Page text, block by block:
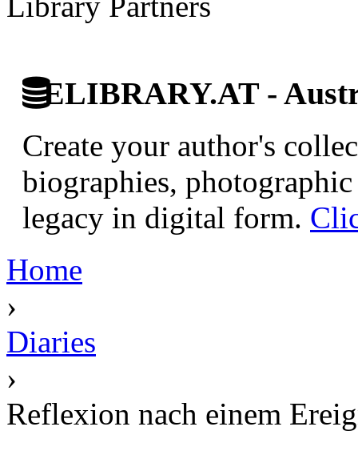
ELIBRARY.AT -
Create your author's
biographies,
legacy in digital form.
Home
›
Diaries
›
Reflexion nach einem